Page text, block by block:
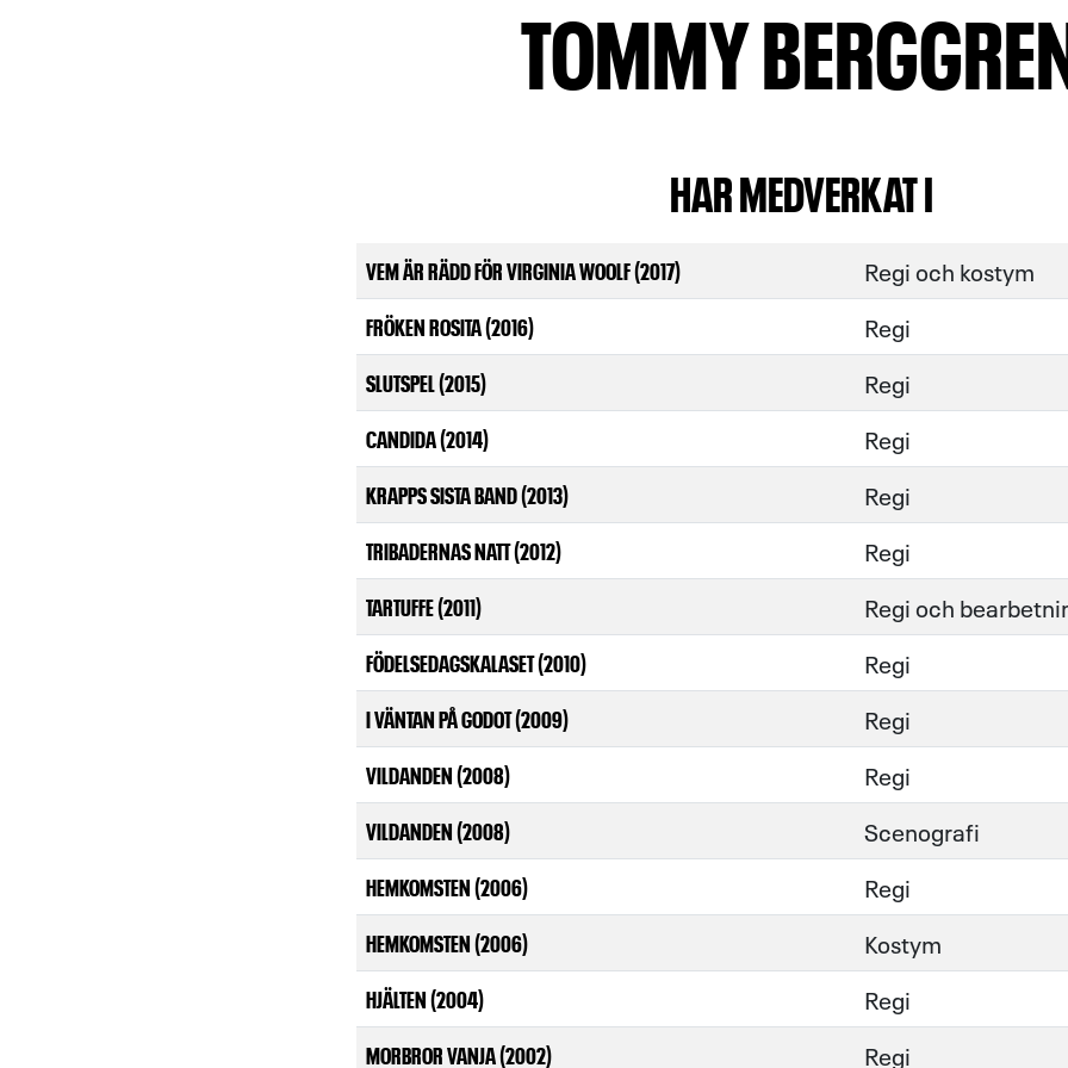
TOMMY
HAR MEDVERKAT I
VEM ÄR RÄDD FÖR VIRGINIA WOOLF (2017) Regi och kostym
FRÖKEN ROSITA (2016) Regi
SLUTSPEL (2015) Regi
CANDIDA (2014) Regi
KRAPPS SISTA BAND (2013) Regi
TRIBADERNAS NATT (2012) Regi
TARTUFFE (2011) Regi och
FÖDELSEDAGSKALASET (2010) Regi
I VÄNTAN PÅ GODOT (2009) Regi
VILDANDEN (2008) Regi
VILDANDEN (2008) Scenografi
HEMKOMSTEN (2006) Regi
HEMKOMSTEN (2006) Kostym
HJÄLTEN (2004) Regi
MORBROR VANJA (2002) Regi